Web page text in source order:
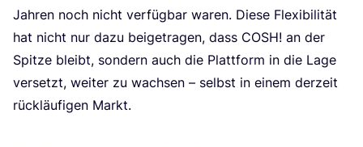
Jah­ren noch nicht ver­füg­bar waren. Die­se Fle­xi­bi­li­tät
hat nicht nur dazu bei­getra­gen, dass COSH! an der
Spit­ze bleibt, son­dern auch die Platt­form in die Lage
ver­setzt, wei­ter zu wach­sen – selbst in einem der­zeit
rück­läu­fi­gen Markt.